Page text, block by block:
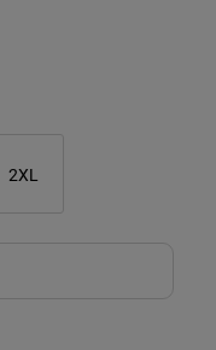
2XL